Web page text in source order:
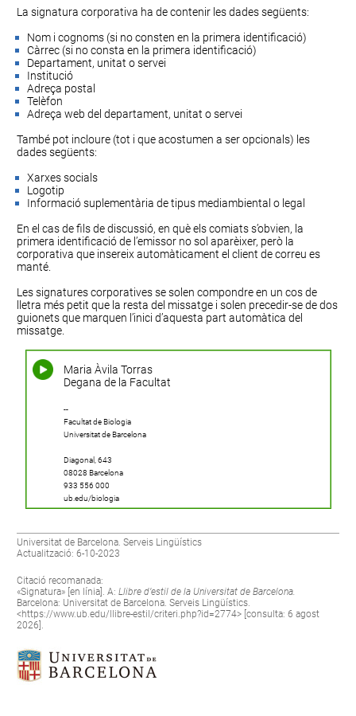
La signatura corporativa ha de contenir les dades següents:
Nom i cognoms (si no consten en la primera identificació)
Càrrec (si no consta en la primera identificació)
Departament, unitat o servei
Institució
Adreça postal
Telèfon
Adreça web del departament, unitat o servei
També pot incloure (tot i que acostumen a ser opcionals) les
dades següents:
Xarxes socials
Logotip
Informació suplementària de tipus mediambiental o legal
En el cas de fils de discussió, en què els comiats s’obvien, la
primera identificació de l’emissor no sol aparèixer, però la
corporativa que insereix automàticament el client de correu es
manté.
Les signatures corporatives se solen compondre en un cos de
lletra més petit que la resta del missatge i solen precedir-se de dos
guionets que marquen l’inici d’aquesta part automàtica del
missatge.
Maria Àvila Torras
Degana de la Facultat
--
Facultat de Biologia
Universitat de Barcelona
Diagonal, 643
08028 Barcelona
933 556 000
ub.edu/biologia
Universitat de Barcelona. Serveis Lingüístics
Actualització: 6-10-2023
Citació recomanada:
«Signatura» [en línia]. A:Llibre d’estil de la Universitat de Barcelona.
Barcelona: Universitat de Barcelona. Serveis Lingüístics.
<https://www.ub.edu/llibre-estil/criteri.php?id=2774> [consulta: 6 agost
2026].